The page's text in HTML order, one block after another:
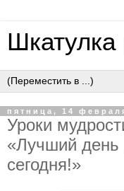
Шкатулка
пятница, 14
Уроки
«Лучший
сегодня!»